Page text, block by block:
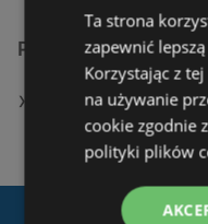
Podobne sklepy
Oferty JYSK
Ta strona
zapewnić
Korzystając z
na używanie
cookie zgodnie
polityki plików